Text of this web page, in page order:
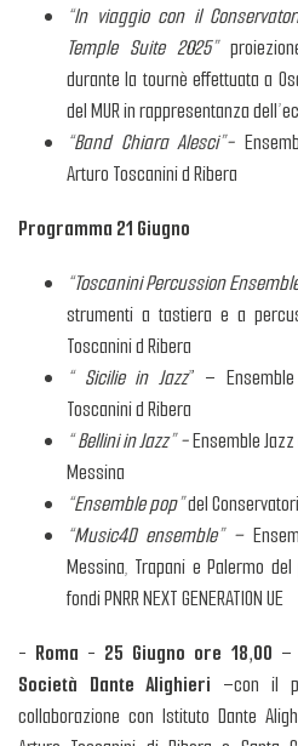
“In viaggio con il
Temple Suite 2025”
durante la tournè effettuata a
del MUR in rappresentanza
“Band Chiara Alesci”-
Arturo Toscanini d Ribera
Programma 21 Giugno
“Toscanini Percussion
strumenti a tastiera e a
Toscanini d Ribera
“ Sicilie in Jazz” –
Toscanini d Ribera
“ Bellini in Jazz” -Ensemble
Messina
“Ensemble pop”del
“Music4D ensemble” –
Messina, Trapani e Palermo
fondi PNRR NEXT GENERATION UE
- Roma - 25 Giugno ore 18,00 –
Società Dante Alighieri –con il
collaborazione con Istituto Dante